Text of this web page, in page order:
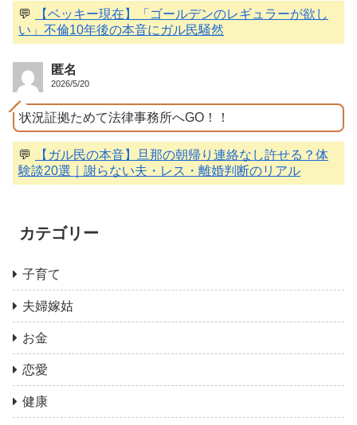
💬
【ベッキー現在】「ゴールデンのレギュラーが欲し
い」不倫10年後の本音にガル民騒然
匿名
2026/5/20
状況証拠ためて法律事務所へGO！！
💬
【ガル民の本音】旦那の朝帰り連絡なし許せる？体
験談20選｜謝らない夫・レス・離婚判断のリアル
カテゴリー
子育て
夫婦嫁姑
お金
恋愛
健康